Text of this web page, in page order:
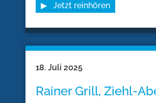
▶ Jetzt reinhören
18. Juli 2025
Rainer Grill, Ziehl-